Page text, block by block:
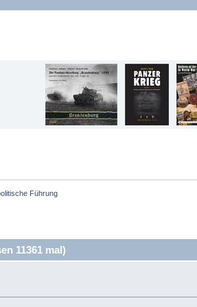
Führung
11361 mal)